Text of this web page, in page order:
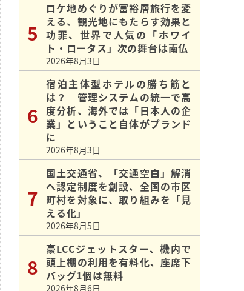
ロケ地めぐりが富裕層旅行を変
える、観光地にもたらす効果と
功罪、世界で人気の「ホワイ
ト・ロータス」次の舞台は南仏
2026年8月3日
宿泊主体型ホテルの勝ち筋と
は？ 管理システムの統一で高
度分析、海外では「日本人の企
業」ということ自体がブランド
に
2026年8月3日
国土交通省、「交通空白」解消
へ認定制度を創設、全国の市区
町村を対象に、取り組みを「見
える化」
2026年8月5日
豪LCCジェットスター、機内で
頭上棚の利用を有料化、座席下
バッグ1個は無料
2026年8月6日